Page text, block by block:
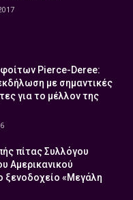
Pierce-Deree:
με σημαντικές
για το μέλλον της
πίτας Συλλόγου
Αμερικανικού
ξενοδοχείο «Μεγάλη